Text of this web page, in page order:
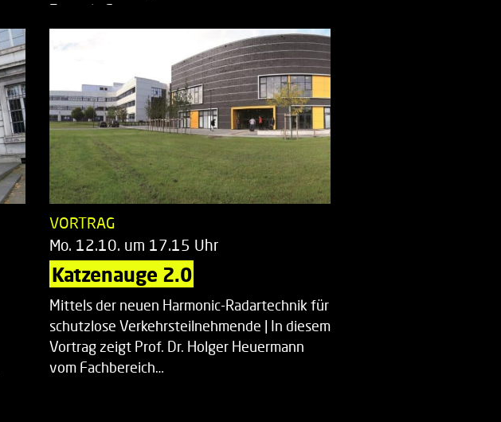
Zentrale Studienberatung…
VORTRAG
Mo. 12.10. um 17.15 Uhr
Katzenauge 2.0
Mittels der neuen Harmonic-Radartechnik für
schutzlose Verkehrsteilnehmende | In diesem
Vortrag zeigt Prof. Dr. Holger Heuermann
vom Fachbereich…